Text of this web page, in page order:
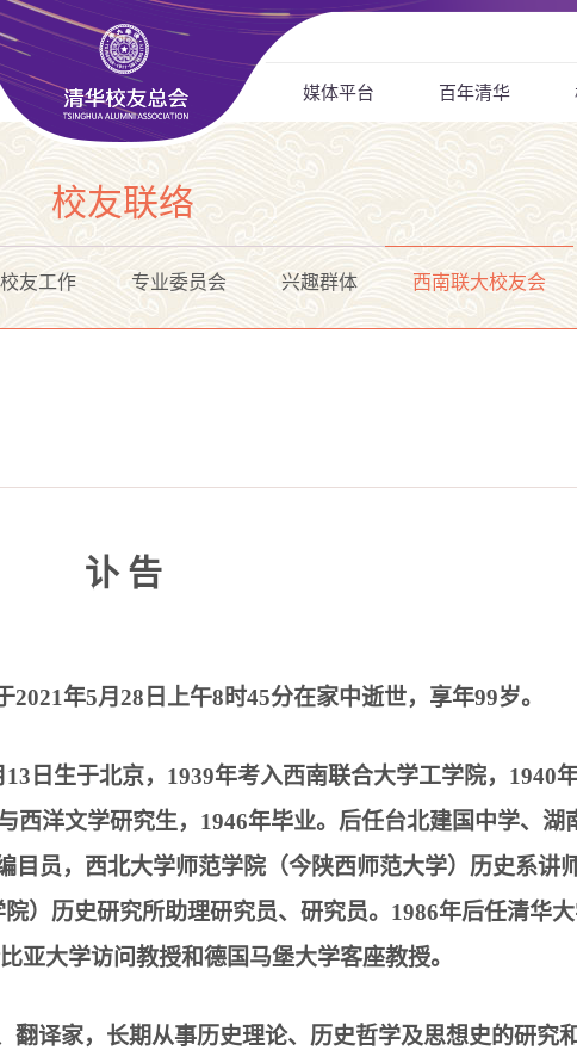
媒体平台 百年清华
校友联络
友工作 专业委员会 兴趣群体 西南联大校友会
讣 告
2021年5月 28 日上午8时45分在家中逝世，享年99岁。
13 日生于北京， 1939年考入西南联合大学工学院， 1940
西洋文学研究生， 1946年毕业。后任台北建国中学、湖
员，西北大学师范学院（今陕西师范大学）历史系讲师
）历史研究所助理研究员、研究员。 1986年后任清华
亚大学访问教授和德国马堡大学客座教授。
翻译家，长期从事历史理论、历史哲学及思想史的研究